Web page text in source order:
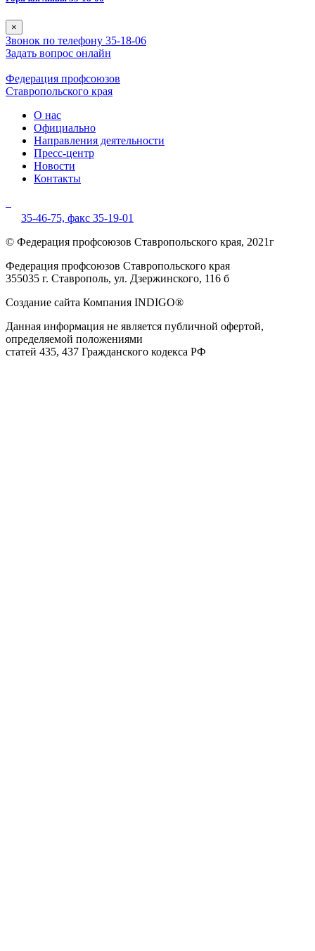
×
Звонок по телефону 35-18-06
Задать вопрос онлайн
Федерация профсоюзов
Ставропольского края
О нас
Официально
Направления деятельности
Пресс-центр
Новости
Контакты
35-46-75, факс 35-19-01
© Федерация профсоюзов Ставропольского края, 2021г
Федерация профсоюзов Ставропольского края
355035 г. Ставрополь, ул. Дзержинского, 116 б
Создание сайта Компания INDIGO®
Данная информация не является публичной офертой,
определяемой положениями
статей 435, 437 Гражданского кодекса РФ